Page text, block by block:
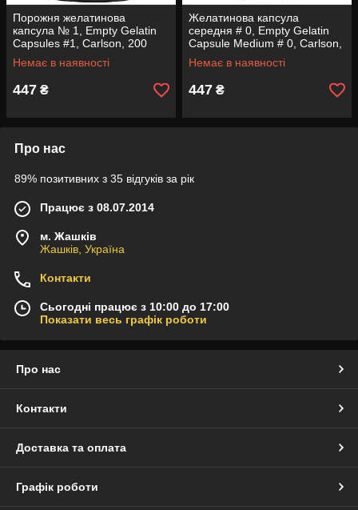
Порожня желатинова
капсула № 1, Empty Gelatin
Capsules #1, Carlson, 200
капсул
Немає в наявності
447 ₴
Желатинова капсула
середня # 0, Empty Gelatin
Capsule Medium # 0, Carlson,
порожня, 150 капсул
Немає в наявності
447 ₴
Про нас
89% позитивних з 35 відгуків за рік
Працює з 08.07.2014
м. Жашків
Жашків, Україна
Контакти
Сьогодні працює з 10:00 до 17:00
Показати весь графік роботи
Про нас
Контакти
Доставка та оплата
Графік роботи